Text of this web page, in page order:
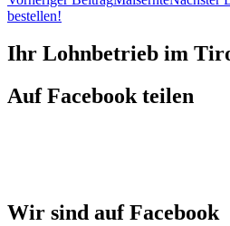
bestellen!
Ihr Lohnbetrieb im
Auf Facebook teilen
Wir sind auf Facebook